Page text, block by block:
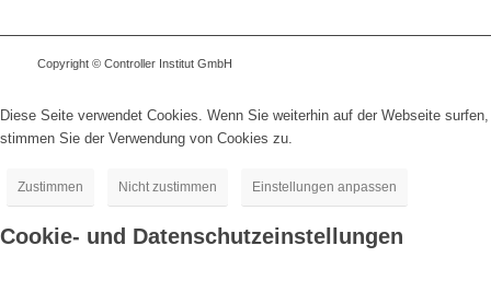
Copyright © Controller Institut GmbH
Diese Seite verwendet Cookies. Wenn Sie weiterhin auf der Webseite surfen,
stimmen Sie der Verwendung von Cookies zu.
Zustimmen Nicht zustimmen Einstellungen anpassen
Cookie- und Datenschutzeinstellungen